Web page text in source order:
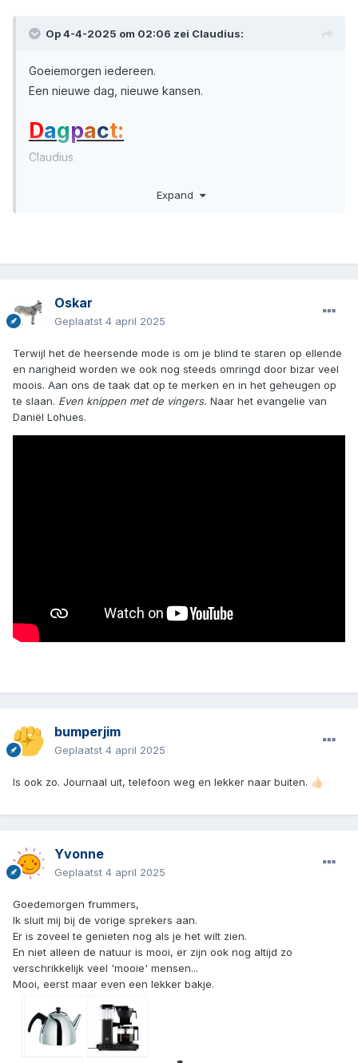
Op 4-4-2025 om 02:06 zei Claudius:
Goeiemorgen iedereen.
Een nieuwe dag, nieuwe kansen.
Dagpact:
Claudius
Expand
Oskar
Geplaatst 4 april 2025
Terwijl het de heersende mode is om je blind te staren op ellende
en narigheid worden we ook nog steeds omringd door bizar veel
moois. Aan ons de taak dat op te merken en in het geheugen op
te slaan. Even knippen met de vingers. Naar het evangelie van
Daniël Lohues.
bumperjim
Geplaatst 4 april 2025
Is ook zo. Journaal uit, telefoon weg en lekker naar buiten. 👍🏻
Yvonne
Geplaatst 4 april 2025
Goedemorgen frummers,
Ik sluit mij bij de vorige sprekers aan.
Er is zoveel te genieten nog als je het wilt zien.
En niet alleen de natuur is mooi, er zijn ook nog altijd zo
verschrikkelijk veel 'mooie' mensen...
Mooi, eerst maar even een lekker bakje.